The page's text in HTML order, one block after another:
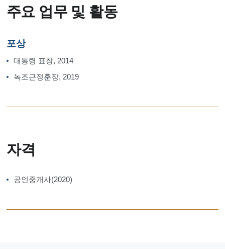
주요 업무 및 활동
포상
대통령 표창, 2014
녹조근정훈장, 2019
자격
공인중개사(2020)